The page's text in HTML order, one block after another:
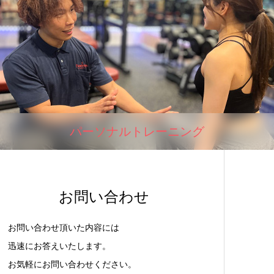
パーソナルトレーニング
お問い合わせ
お問い合わせ頂いた内容には
迅速にお答えいたします。
お気軽にお問い合わせください。